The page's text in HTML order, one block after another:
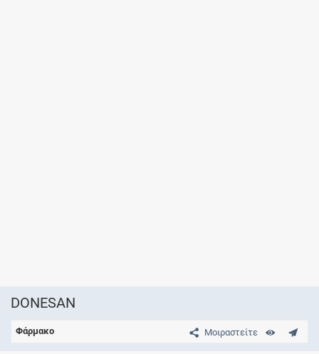
DONESAN
Μοιραστείτε
Φάρμακο